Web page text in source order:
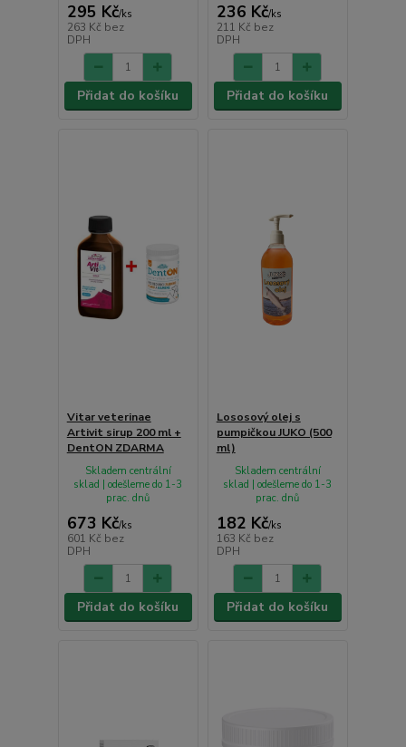
295 Kč/ks
263 Kč bez
DPH
Přidat do košíku
236 Kč/ks
211 Kč bez
DPH
Přidat do košíku
Vitar veterinae
Artivit sirup 200 ml +
DentON ZDARMA
673 Kč/ks
601 Kč bez
DPH
Skladem centrální
sklad | odešleme do 1-3
prac. dnů
Přidat do košíku
Lososový olej s
pumpičkou JUKO (500
ml)
182 Kč/ks
163 Kč bez
DPH
Skladem centrální
sklad | odešleme do 1-3
prac. dnů
Přidat do košíku